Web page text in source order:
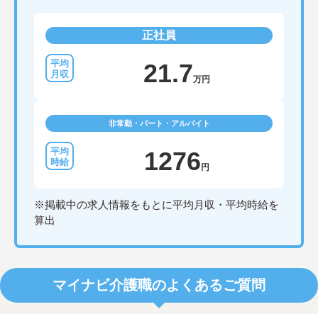
正社員
21.7万円
非常勤・パート・アルバイト
1276 円
※掲載中の求人情報をもとに平均月収・平均時給を
算出
マイナビ介護職のよくあるご質問